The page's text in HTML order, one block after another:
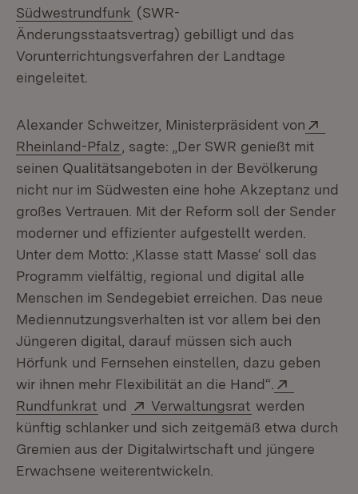
Südwestrundfunk (Öffnet in neuem Fenster)
(SWR-
Änderungsstaatsvertrag) gebilligt und das
Vorunterrichtungsverfahren der Landtage
eingeleitet.
Alexander Schweitzer, Ministerpräsident von
Rheinland-Pfalz (Öffnet in neuem Fenster)
, sagte: „Der SWR genießt mit
seinen Qualitätsangeboten in der Bevölkerung
nicht nur im Südwesten eine hohe Akzeptanz und
großes Vertrauen. Mit der Reform soll der Sender
moderner und effizienter aufgestellt werden.
Unter dem Motto: ‚Klasse statt Masse‘ soll das
Programm vielfältig, regional und digital alle
Menschen im Sendegebiet erreichen. Das neue
Mediennutzungsverhalten ist vor allem bei den
Jüngeren digital, darauf müssen sich auch
Hörfunk und Fernsehen einstellen, dazu geben
wir ihnen mehr Flexibilität an die Hand“.
Rundfunkrat (Öffnet in neuem Fenster)
und Extern:
Verwaltungsrat (Öffnet in
werden
künftig schlanker und sich zeitgemäß etwa durch
Gremien aus der Digitalwirtschaft und jüngere
Erwachsene weiterentwickeln.